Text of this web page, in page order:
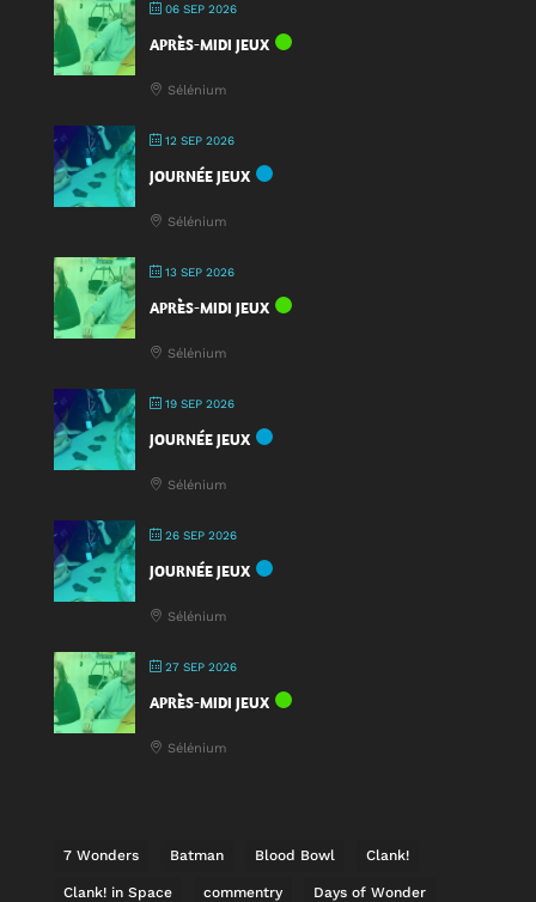
06 SEP 2026
APRÈS-MIDI JEUX
Sélénium
12 SEP 2026
JOURNÉE JEUX
Sélénium
13 SEP 2026
APRÈS-MIDI JEUX
Sélénium
19 SEP 2026
JOURNÉE JEUX
Sélénium
26 SEP 2026
JOURNÉE JEUX
Sélénium
27 SEP 2026
APRÈS-MIDI JEUX
Sélénium
7 Wonders Batman Blood Bowl Clank!
Clank! in Space commentry Days of Wonder